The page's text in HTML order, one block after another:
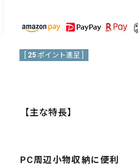
25 ポイント進呈 ]
【主な特長】
PC周辺小物収納に便利